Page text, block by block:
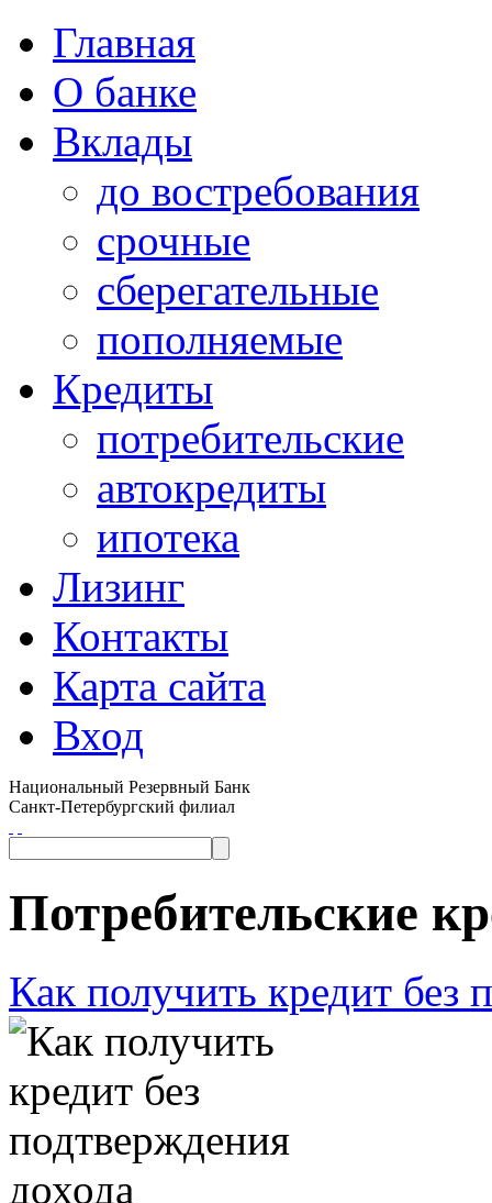
Главная
О банке
Вклады
до востребования
срочные
сберегательные
пополняемые
Кредиты
потребительские
автокредиты
ипотека
Лизинг
Контакты
Карта сайта
Вход
Национальный Резервный Банк
Санкт-Петербургский филиал
Потребительские
Как получить кредит без